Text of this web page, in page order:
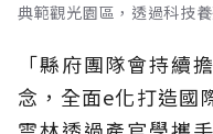
典範觀光園區，透過科技
「縣府團隊會持續
念，全面e化打造國